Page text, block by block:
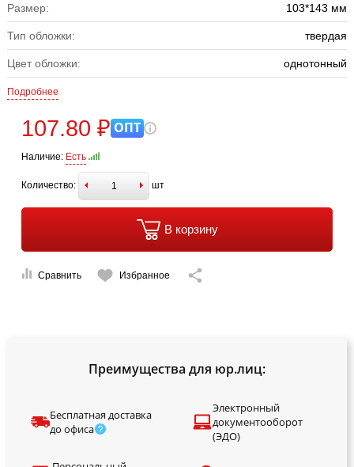
Размер: 103*143 мм
Тип обложки: твердая
Цвет обложки: однотонный
Подробнее
107.80 ₽ ОПТ
Наличие: Есть
Количество: шт
В корзину
Сравнить Избранное
Преимущества для юр.лиц:
Бесплатная доставка
до офиса
Электронный
документооборот
(ЭДО)